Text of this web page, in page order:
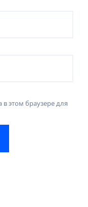
этом браузере для